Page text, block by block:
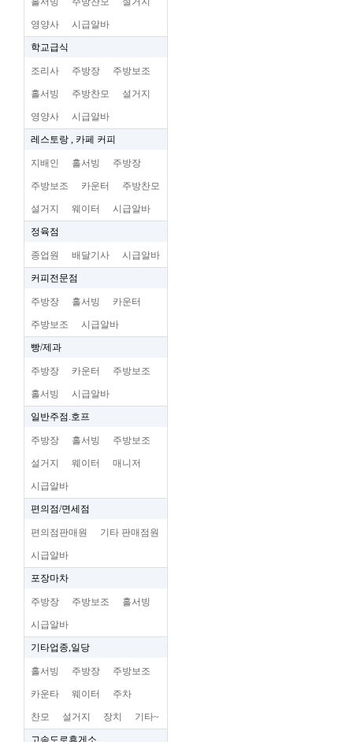
영양사 시급알바
학교급식
조리사 주방장 주방보조
홀서빙 주방찬모 설거지
영양사 시급알바
레스토랑 , 카페 커피
지배인 홀서빙 주방장
주방보조 카운터 주방찬모
설거지 웨이터 시급알바
정육점
종업원 배달기사 시급알바
커피전문점
주방장 홀서빙 카운터
주방보조 시급알바
빵/제과
주방장 카운터 주방보조
홀서빙 시급알바
일반주점.호프
주방장 홀서빙 주방보조
설거지 웨이터 매니저
시급알바
편의점/면세점
편의점판매원 기타 판매점원
시급알바
포장마차
주방장 주방보조 홀서빙
시급알바
기타업종,일당
홀서빙 주방장 주방보조
카운타 웨이터 주차
찬모 설거지 장치 기타~
고속도로휴게소